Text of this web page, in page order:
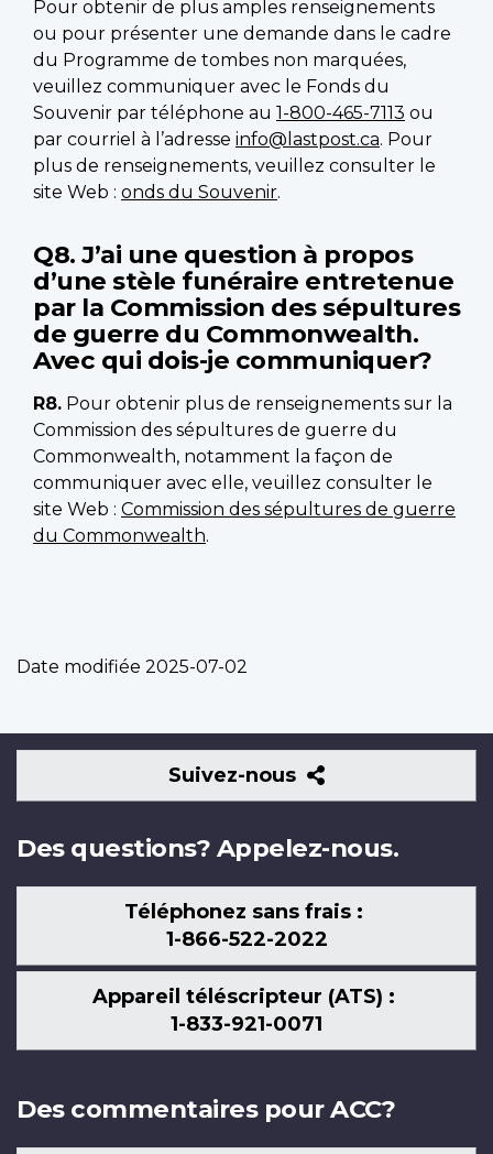
Pour obtenir de plus amples renseignements
ou pour présenter une demande dans le cadre
du Programme de tombes non marquées,
veuillez communiquer avec le Fonds du
Souvenir par téléphone au 1-800-465-7113 ou
par courriel à l’adresse info@lastpost.ca. Pour
plus de renseignements, veuillez consulter le
site Web : onds du Souvenir.
Q8. J’ai une question à propos
d’une stèle funéraire entretenue
par la Commission des sépultures
de guerre du Commonwealth.
Avec qui dois-je communiquer?
R8. Pour obtenir plus de renseignements sur la
Commission des sépultures de guerre du
Commonwealth, notamment la façon de
communiquer avec elle, veuillez consulter le
site Web : Commission des sépultures de guerre
du Commonwealth.
Date modifiée 2025-07-02
Suivez-nous
Suivez-
nous
Des questions? Appelez-nous.
Téléphonez sans frais :
1-866-522-2022
Appareil téléscripteur (ATS) :
1-833-921-0071
Des commentaires pour ACC?